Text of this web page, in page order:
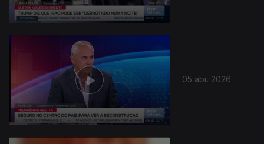
05 abr. 2026